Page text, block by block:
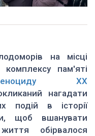
на місці
комплексу пам'яті
ХХ
нагадати
подій в історії
щоб вшанувати
обірвалося